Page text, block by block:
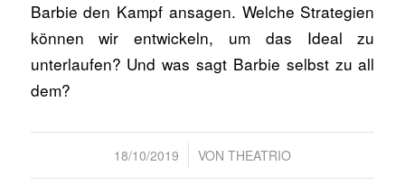
Barbie den Kampf ansagen. Welche Strategien
können wir entwickeln, um das Ideal zu
unterlaufen? Und was sagt Barbie selbst zu all
dem?
18/10/2019
/ VON THEATRIO